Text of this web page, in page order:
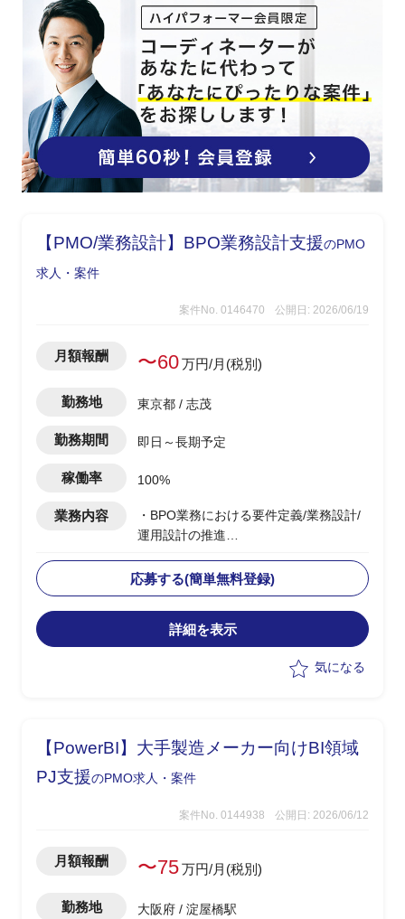
【PMO/業務設計】BPO業務設計支援のPMO
求人・案件
案件No. 0146470 公開日: 2026/06/19
月額報酬 〜60万円/月(税別)
勤務地 東京都 / 志茂
勤務期間 即日～長期予定
稼働率 100%
業務内容
・BPO業務における要件定義/業務設計/
運用設計の推進
を整理し、業務設計を主体的に推進
応募する(簡単無料登録)
詳細を表示
気になる
【PowerBI】大手製造メーカー向けBI領域
PJ支援のPMO求人・案件
案件No. 0144938 公開日: 2026/06/12
月額報酬 〜75万円/月(税別)
勤務地 大阪府 / 淀屋橋駅